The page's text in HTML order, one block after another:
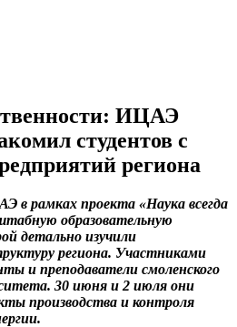
ИЦАЭ
студентов с
региона
в рамках проекта «Наука всегда
образовательную
детально изучили
региона. Участниками
и преподаватели смоленского
30 июня и 2 июля они
производства и контроля